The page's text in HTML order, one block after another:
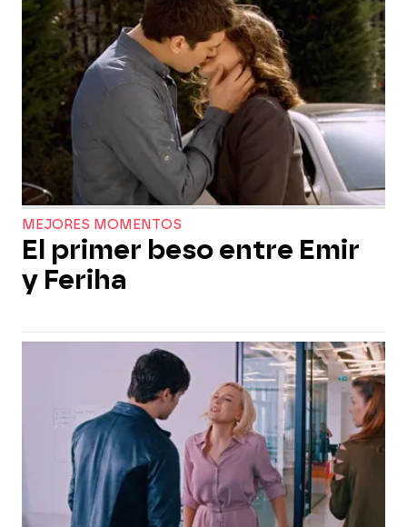
MEJORES MOMENTOS
El primer beso entre Emir
y Feriha